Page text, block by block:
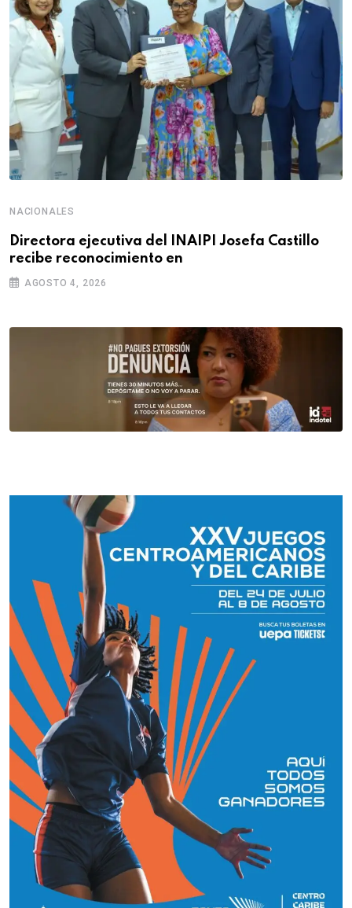
NACIONALES
Directora ejecutiva del INAIPI Josefa Castillo
recibe reconocimiento en
AGOSTO 4, 2026